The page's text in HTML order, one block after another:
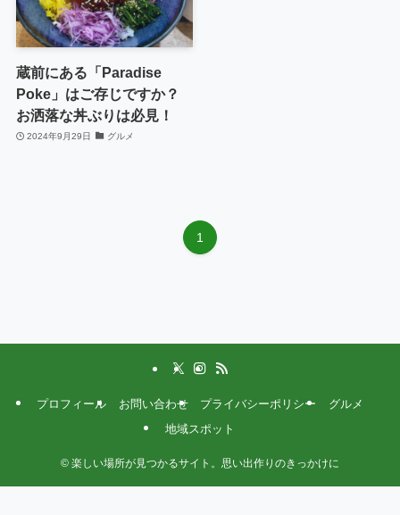
蔵前にある「Paradise
Poke」はご存じですか？
お洒落な丼ぶりは必見！
2024年9月29日 グルメ
1
プロフィール お問い合わせ プライバシーポリシー
グルメ
地域スポット
© 楽しい場所が見つかるサイト。思い出作りのきっかけに